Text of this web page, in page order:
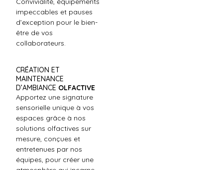
impeccables et pauses
d’exception pour le bien-
être de vos
collaborateurs.
CRÉATION ET
MAINTENANCE
D’AMBIANCE OLFACTIVE
Apportez une signature
sensorielle unique à vos
espaces grâce à nos
solutions olfactives sur
mesure, conçues et
entretenues par nos
équipes, pour créer une